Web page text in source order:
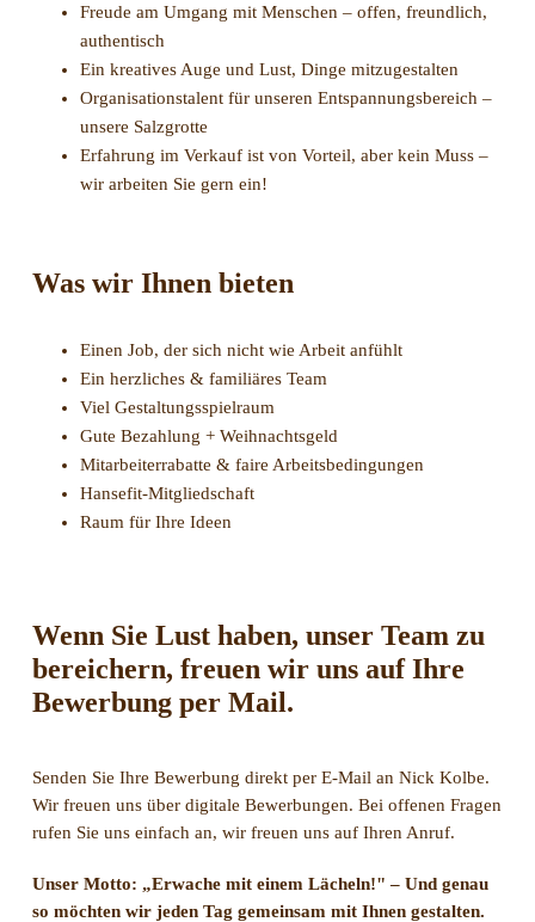
Freude am Umgang mit Menschen – offen, freundlich,
authentisch
Ein kreatives Auge und Lust, Dinge mitzugestalten
Organisationstalent für unseren Entspannungsbereich –
unsere Salzgrotte
Erfahrung im Verkauf ist von Vorteil, aber kein Muss –
wir arbeiten Sie gern ein!
Was wir Ihnen bieten
Einen Job, der sich nicht wie Arbeit anfühlt
Ein herzliches & familiäres Team
Viel Gestaltungsspielraum
Gute Bezahlung + Weihnachtsgeld
Mitarbeiterrabatte & faire Arbeitsbedingungen
Hansefit-Mitgliedschaft
Raum für Ihre Ideen
Wenn Sie Lust haben, unser Team zu
bereichern, freuen wir uns auf Ihre
Bewerbung per Mail.
Senden Sie Ihre Bewerbung direkt per E-Mail an Nick Kolbe.
Wir freuen uns über digitale Bewerbungen. Bei offenen Fragen
rufen Sie uns einfach an, wir freuen uns auf Ihren Anruf.
Unser Motto: „Erwache mit einem Lächeln!" – Und genau
so möchten wir jeden Tag gemeinsam mit Ihnen gestalten.